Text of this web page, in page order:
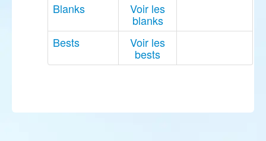
Blanks Voir les
blanks
Bests
Voir les
bests